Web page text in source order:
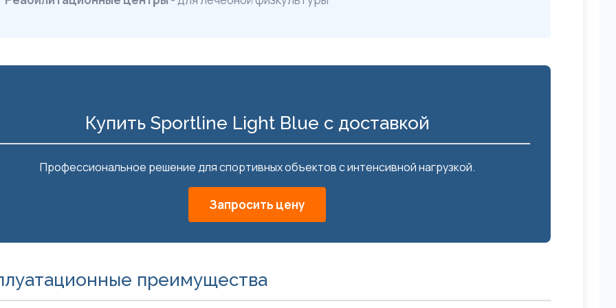
Купить Sportline Light Blue с доставкой
Профессиональное решение для спортивных объектов с интенсивной нагрузкой.
Запросить цену
преимущества